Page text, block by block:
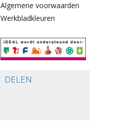
Algemene voorwaarden
Werkbladkleuren
DELEN